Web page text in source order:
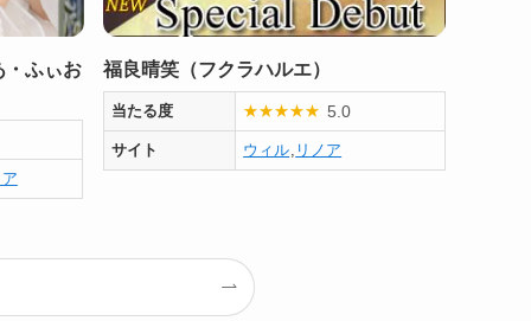
・ふぃお 福良晴笑（フクラハルエ）
当たる度 ★★★★★ 5.0
サイト ウィル, リノア